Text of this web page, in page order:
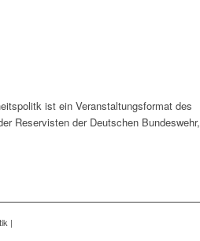
ist ein Veranstaltungsformat des
Reservisten der Deutschen Bundeswehr,
|